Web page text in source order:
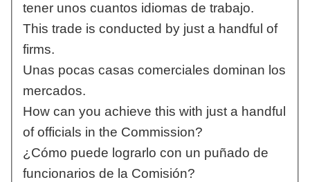
tener unos cuantos idiomas de trabajo.
This trade is conducted by just a handful of
firms.
Unas pocas casas comerciales dominan los
mercados.
How can you achieve this with just a handful
of officials in the Commission?
¿Cómo puede lograrlo con un puñado de
funcionarios de la Comisión?